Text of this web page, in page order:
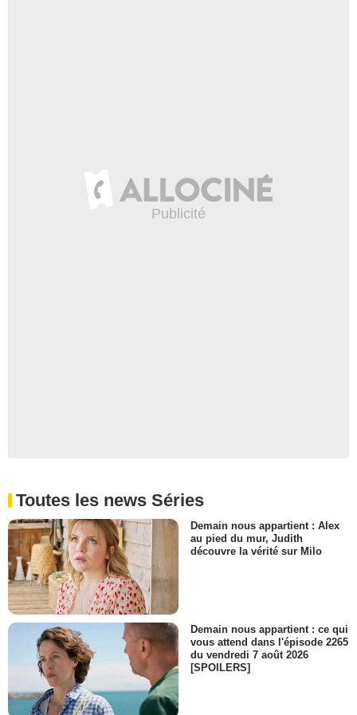
Toutes les news Séries
Demain nous appartient : Alex
au pied du mur, Judith
découvre la vérité sur Milo
Demain nous appartient : ce qui
vous attend dans l'épisode 2265
du vendredi 7 août 2026
[SPOILERS]